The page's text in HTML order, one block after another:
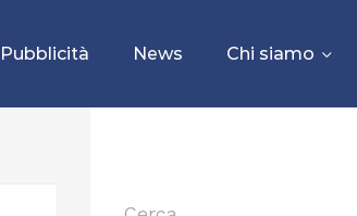
Pubblicità News Chi siamo